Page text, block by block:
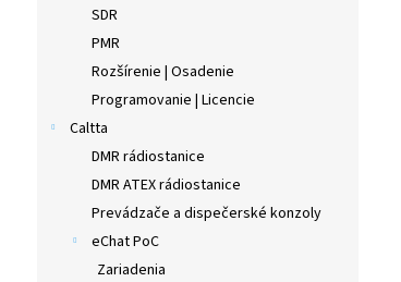
SDR
PMR
Rozšírenie | Osadenie
Programovanie | Licencie
Caltta
DMR rádiostanice
DMR ATEX rádiostanice
Prevádzače a dispečerské konzoly
eChat PoC
Zariadenia